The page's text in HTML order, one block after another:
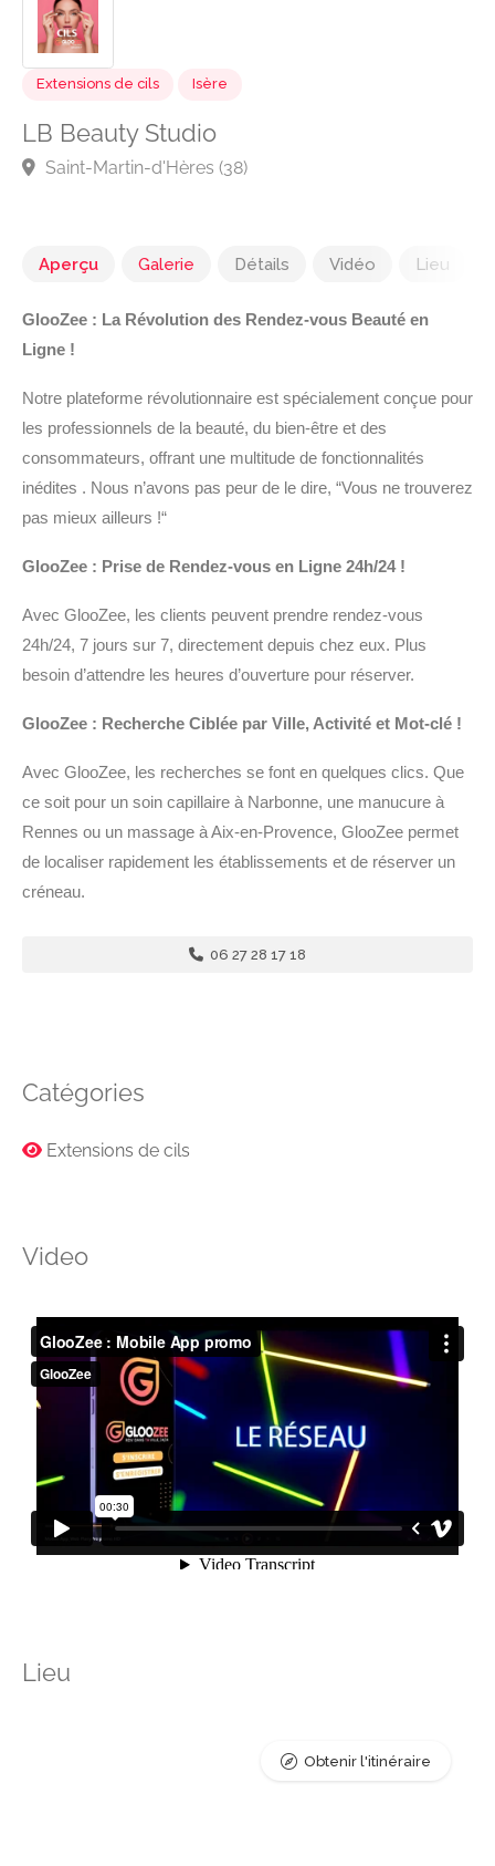
Extensions de cils Isère
Aperçu Galerie Détails Vidéo Lieu
GlooZee : La Révolution des Rendez-vous Beauté en
Ligne !
Notre plateforme révolutionnaire est spécialement conçue pour
les professionnels de la beauté, du bien-être et des
consommateurs, offrant une multitude de fonctionnalités
inédites . Nous n’avons pas peur de le dire, “Vous ne trouverez
pas mieux ailleurs !“
GlooZee : Prise de Rendez-vous en Ligne 24h/24 !
Avec GlooZee, les clients peuvent prendre rendez-vous
24h/24, 7 jours sur 7, directement depuis chez eux. Plus
besoin d’attendre les heures d’ouverture pour réserver.
GlooZee : Recherche Ciblée par Ville, Activité et Mot-clé !
Avec GlooZee, les recherches se font en quelques clics. Que
ce soit pour un soin capillaire à Narbonne, une manucure à
Rennes ou un massage à Aix-en-Provence, GlooZee permet
de localiser rapidement les établissements et de réserver un
créneau.
06 27 28 17 18
Catégories
Extensions de cils
Video
Lieu
Obtenir l'itinéraire